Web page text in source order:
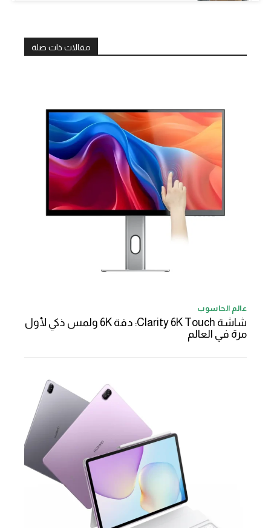
مقالات ذات صلة
عالم الحاسوب
شاشة Clarity 6K Touch: دقة 6K ولمس ذكي لأول
مرة في العالم